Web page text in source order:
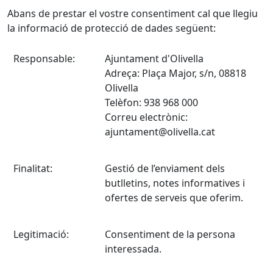
Abans de prestar el vostre consentiment cal que llegiu
la informació de protecció de dades següent:
Responsable:
Ajuntament d'Olivella
Adreça: Plaça Major, s/n, 08818
Olivella
Telèfon: 938 968 000
Correu electrònic:
ajuntament@olivella.cat
Finalitat:
Gestió de l’enviament dels
butlletins, notes informatives i
ofertes de serveis que oferim.
Legitimació:
Consentiment de la persona
interessada.